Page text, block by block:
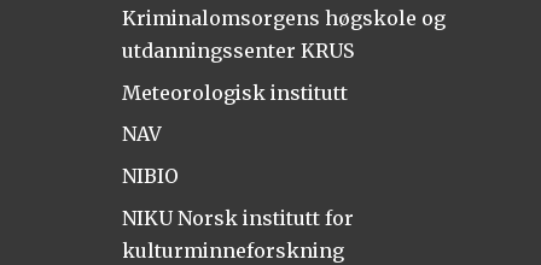
Kriminalomsorgens høgskole og
utdanningssenter KRUS
Meteorologisk institutt
NAV
NIBIO
NIKU Norsk institutt for
kulturminneforskning